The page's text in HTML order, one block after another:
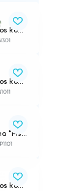
Žaidimų ir veiklos kompleksas
Žaidimų ir veiklos kompleksas
Tinklinė sistema "Fishing Net" M
Žaidimų ir veiklos kompleksas